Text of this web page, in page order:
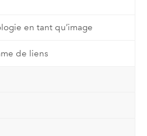
en tant qu’image
de liens